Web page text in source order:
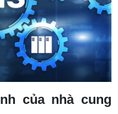
của nhà cung